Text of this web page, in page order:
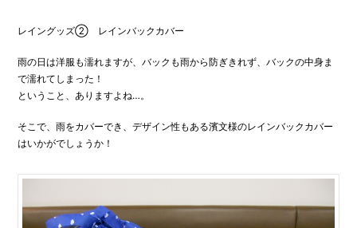
レイングッズ② レインバックカバー
雨の日は洋服も濡れますが、バックも雨から防ぎきれず、バックの中身ま
で濡れてしまった！
ということ、ありますよね…。
そこで、雨をカバーでき、デザイン性もある濱文様のレインバックカバー
はいかがでしょうか！